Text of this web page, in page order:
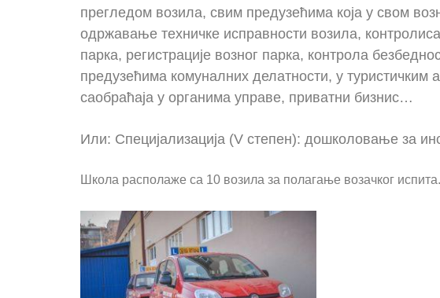
прегледом возила, свим предузећима која у свом
одржавање техничке исправности возила,
парка, регистрације возног парка, контрола
предузећима комуналних делатности, у туристичким
саобраћаја у органима управе, приватни бизнис…
Или: Специјализација (V степен): дошколовање за
Школа располаже са 10 возила за полагање возачког испита.